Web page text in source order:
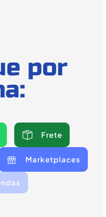
por
Frete
Marketplaces